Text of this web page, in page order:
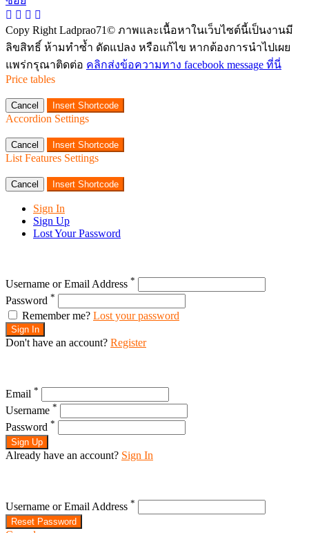
Copy Right Ladprao71© ภาพและเนื้อหาในเว็บไซต์นี้เป็นงานมี
ลิขสิทธิ์ ห้ามทำซ้ำ ดัดแปลง หรือแก้ไข หากต้องการนำไปเผย
แพร่กรุณาติดต่อ คลิกส่งข้อความทาง facebook message ที่นี่
Price tables
Cancel Insert Shortcode
Accordion Settings
Cancel Insert Shortcode
List Features Settings
Cancel Insert Shortcode
Sign In
Sign Up
Lost Your Password
Username or Email Address *
Password *
Remember me? Lost your password
Sign In
Don't have an account? Register
Email *
Username *
Password *
Sign Up
Already have an account? Sign In
Username or Email Address *
Reset Password